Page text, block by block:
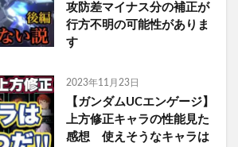
攻防差マイナス分の補正が
行方不明の可能性がありま
す
2023年11月23日
【ガンダムUCエンゲージ】
上方修正キャラの性能見た
感想 使えそうなキャラは